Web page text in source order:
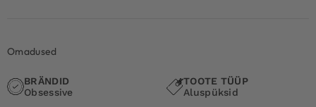
Omadused
BRÄNDID
Obsessive
TOOTE TÜÜP
Aluspüksid